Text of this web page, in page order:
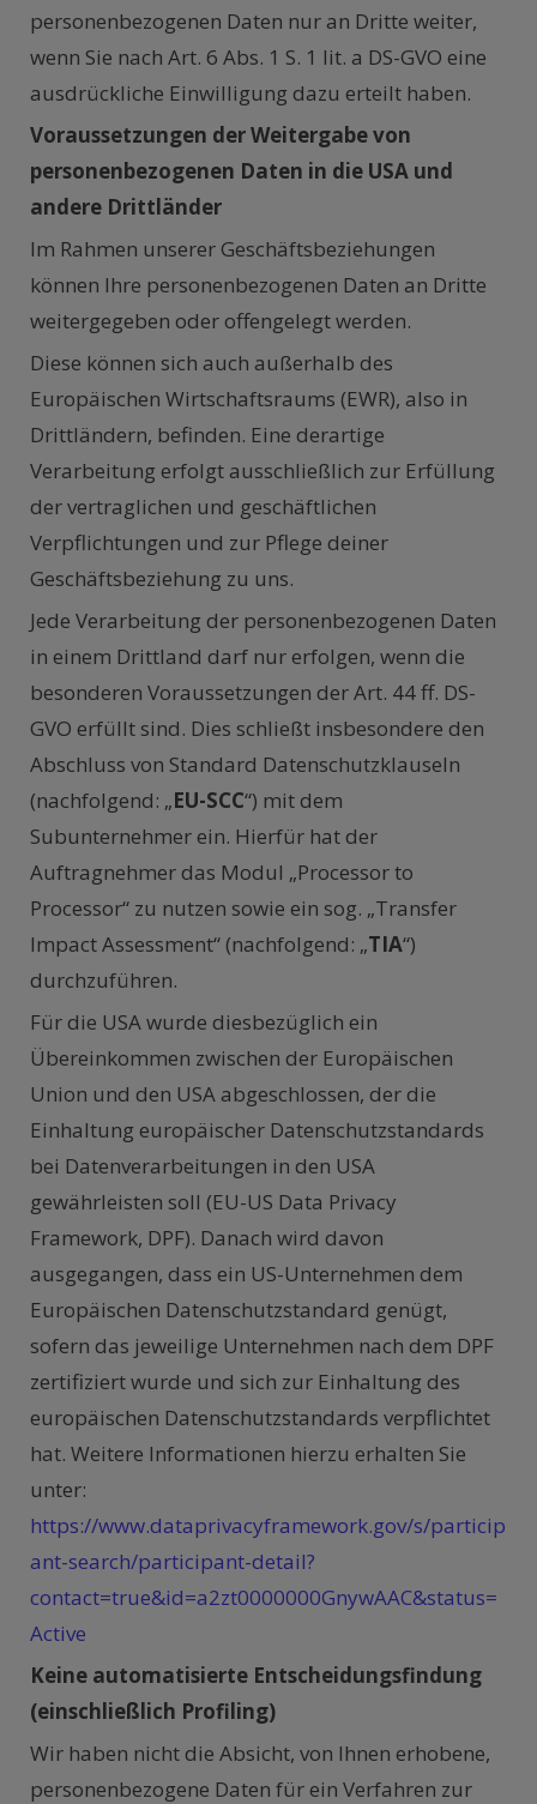
personenbezogenen Daten nur an Dritte weiter,
wenn Sie nach Art. 6 Abs. 1 S. 1 lit. a DS-GVO eine
ausdrückliche Einwilligung dazu erteilt haben.
Voraussetzungen der Weitergabe von
personenbezogenen Daten in die USA und
andere Drittländer
Im Rahmen unserer Geschäftsbeziehungen
können Ihre personenbezogenen Daten an Dritte
weitergegeben oder offengelegt werden.
Diese können sich auch außerhalb des
Europäischen Wirtschaftsraums (EWR), also in
Drittländern, befinden. Eine derartige
Verarbeitung erfolgt ausschließlich zur Erfüllung
der vertraglichen und geschäftlichen
Verpflichtungen und zur Pflege deiner
Geschäftsbeziehung zu uns.
Jede Verarbeitung der personenbezogenen Daten
in einem Drittland darf nur erfolgen, wenn die
besonderen Voraussetzungen der Art. 44 ff. DS-
GVO erfüllt sind. Dies schließt insbesondere den
Abschluss von Standard Datenschutzklauseln
(nachfolgend: „EU-SCC“) mit dem
Subunternehmer ein. Hierfür hat der
Auftragnehmer das Modul „Processor to
Processor“ zu nutzen sowie ein sog. „Transfer
Impact Assessment“ (nachfolgend: „TIA“)
durchzuführen.
Für die USA wurde diesbezüglich ein
Übereinkommen zwischen der Europäischen
Union und den USA abgeschlossen, der die
Einhaltung europäischer Datenschutzstandards
bei Datenverarbeitungen in den USA
gewährleisten soll (EU-US Data Privacy
Framework, DPF). Danach wird davon
ausgegangen, dass ein US-Unternehmen dem
Europäischen Datenschutzstandard genügt,
sofern das jeweilige Unternehmen nach dem DPF
zertifiziert wurde und sich zur Einhaltung des
europäischen Datenschutzstandards verpflichtet
hat. Weitere Informationen hierzu erhalten Sie
unter:
https://www.dataprivacyframework.gov/s/particip
ant-search/participant-detail?
contact=true&id=a2zt0000000GnywAAC&status=
Active
Keine automatisierte Entscheidungsfindung
(einschließlich Profiling)
Wir haben nicht die Absicht, von Ihnen erhobene,
personenbezogene Daten für ein Verfahren zur